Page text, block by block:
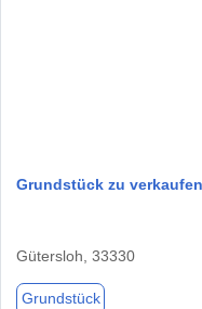
Grundstück zu
Gütersloh, 33330
Grundstück